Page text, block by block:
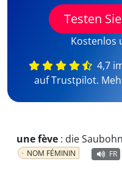
Testen
Kostenlos
4,7
auf Trustpilot.
une fève : die
NOM FÉMININ FR